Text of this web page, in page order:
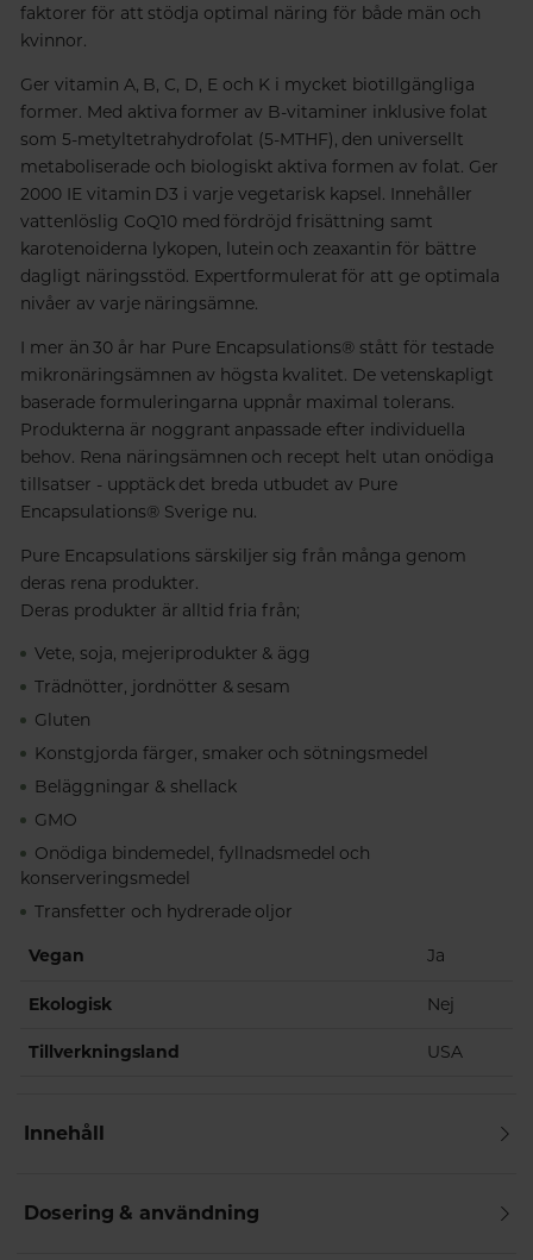
faktorer för att stödja optimal näring för både män och
kvinnor.
Ger vitamin A, B, C, D, E och K i mycket biotillgängliga
former. Med aktiva former av B-vitaminer inklusive folat
som 5-metyltetrahydrofolat (5-MTHF), den universellt
metaboliserade och biologiskt aktiva formen av folat. Ger
2000 IE vitamin D3 i varje vegetarisk kapsel. Innehåller
vattenlöslig CoQ10 med fördröjd frisättning samt
karotenoiderna lykopen, lutein och zeaxantin för bättre
dagligt näringsstöd. Expertformulerat för att ge optimala
nivåer av varje näringsämne.
I mer än 30 år har Pure Encapsulations® stått för testade
mikronäringsämnen av högsta kvalitet. De vetenskapligt
baserade formuleringarna uppnår maximal tolerans.
Produkterna är noggrant anpassade efter individuella
behov. Rena näringsämnen och recept helt utan onödiga
tillsatser - upptäck det breda utbudet av Pure
Encapsulations® Sverige nu.
Pure Encapsulations särskiljer sig från många genom
deras rena produkter.
Deras produkter är alltid fria från;
Vete, soja, mejeriprodukter & ägg
Trädnötter, jordnötter & sesam
Gluten
Konstgjorda färger, smaker och sötningsmedel
Beläggningar & shellack
GMO
Onödiga bindemedel, fyllnadsmedel och
konserveringsmedel
Transfetter och hydrerade oljor
Vegan Ja
Ekologisk Nej
Tillverkningsland USA
Innehåll
Dosering & användning